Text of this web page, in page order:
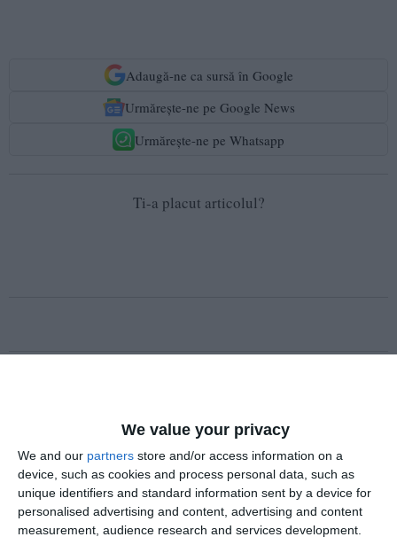
We value your privacy
We and our partners store and/or access information on a
device, such as cookies and process personal data, such as
unique identifiers and standard information sent by a device for
personalised advertising and content, advertising and content
measurement, audience research and services development.
Adaugă-ne ca sursă în Google
Urmărește-ne pe Google News
Urmărește-ne pe Whatsapp
Ti-a placut articolul?
Email